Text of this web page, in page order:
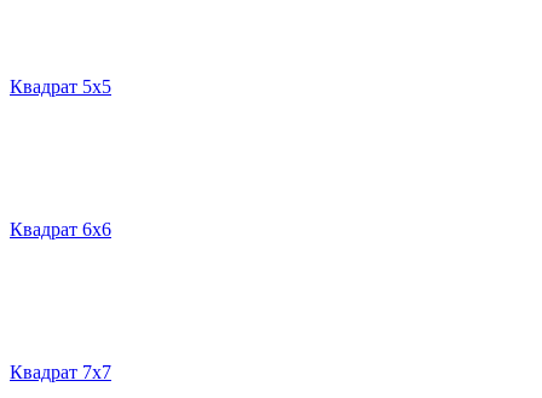
Квадрат 5х5
Квадрат 6х6
Квадрат 7х7